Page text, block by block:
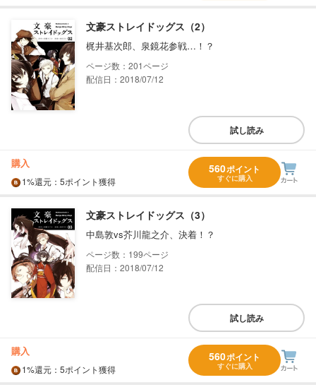
文豪ストレイドッグス（2）
梶井基次郎、泉鏡花参戦…！？
201
配信日：2018/07/12
試し読み
購入
1%還元 ：5ポイント獲得
560ポイント
すぐに購入
文豪ストレイドッグス（3）
中島敦vs芥川龍之介、決着！？
199
配信日：2018/07/12
試し読み
購入
1%還元 ：5ポイント獲得
560ポイント
すぐに購入